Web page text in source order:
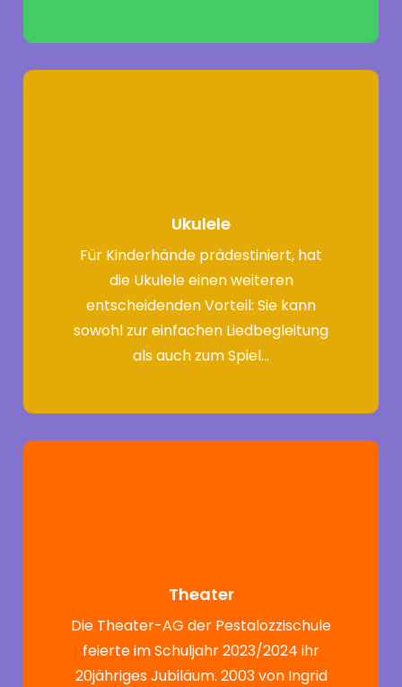
Ukulele
Für Kinderhände prädestiniert, hat
die Ukulele einen weiteren
entscheidenden Vorteil: Sie kann
sowohl zur einfachen Liedbegleitung
als auch zum Spiel…
Theater
Die Theater-AG der Pestalozzischule
feierte im Schuljahr 2023/2024 ihr
20jähriges Jubiläum. 2003 von Ingrid